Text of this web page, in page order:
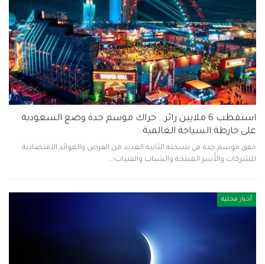
استقطب 6 ملايين زائر.. حراك موسم جدة وضع السعودية
على خارطة السياحة العالمية
حقق موسم جدة في نسخته الثانية العديد من الفرص والعوائد الاقتصادية
للشركات والأُسر المنتجة والشباب والفتيات؛…
أخبار محلية